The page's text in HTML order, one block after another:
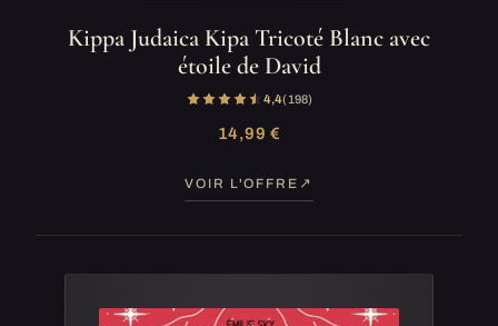
Kippa Judaica Kipa Tricoté Blanc avec
étoile de David
4,4(198)
14,99 €
VOIR L'OFFRE